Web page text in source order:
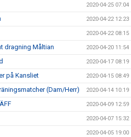
2020-04-25 07:04
2020-04-22 12:23
2020-04-22 08:15
dragning Måltian 2020-04-20 11:54
2020-04-17 08:19
på Kansliet 2020-04-15 08:49
(Dam/Herr) 2020-04-14 10:19
2020-04-09 12:59
2020-04-07 15:32
2020-04-05 19:00